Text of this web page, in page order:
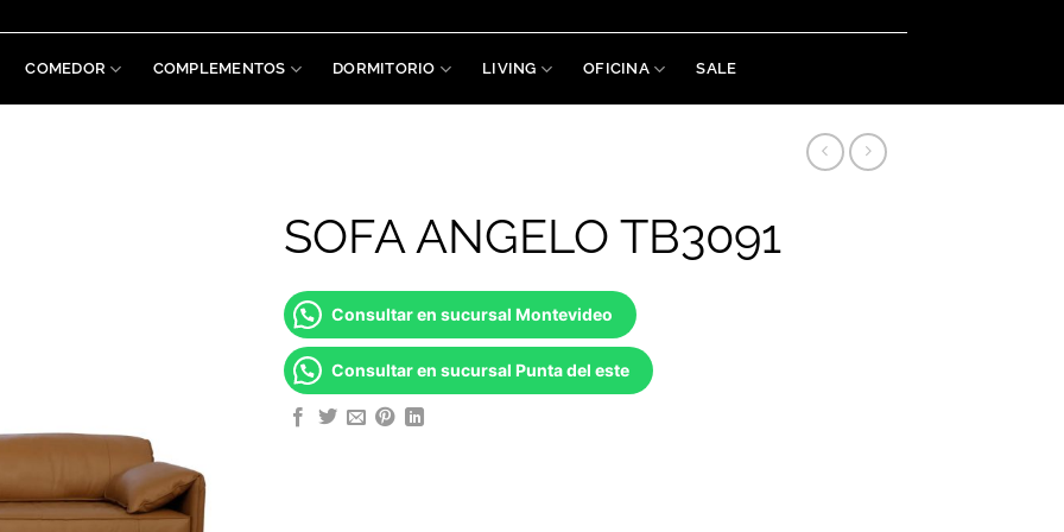
COMEDOR COMPLEMENTOS DORMITORIO LIVING OFICINA SALE
SOFA ANGELO TB3091
Consultar en sucursal Montevideo
Consultar en sucursal Punta del este